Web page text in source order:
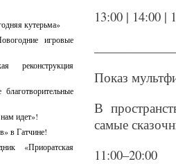
кутерьма»
игровые
реконструкция
благотворительные
идет»!
в Гатчине!
«Приоратская
13:00 | 14:00 |
Показ
В
самые
11:00–20:00